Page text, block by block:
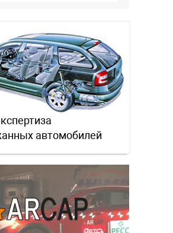
автомобилей